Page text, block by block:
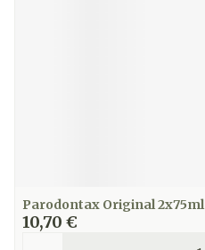
Parodontax Original 2x75ml
10,70 €